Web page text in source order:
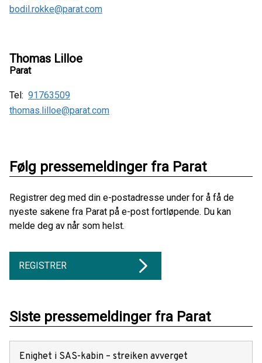
bodil.rokke@parat.com
Thomas Lilloe
Parat
Tel: 91763509
thomas.lilloe@parat.com
Følg pressemeldinger fra Parat
Registrer deg med din e-postadresse under for å få de
nyeste sakene fra Parat på e-post fortløpende. Du kan
melde deg av når som helst.
REGISTRER
Siste pressemeldinger fra Parat
Enighet i SAS-kabin – streiken avverget